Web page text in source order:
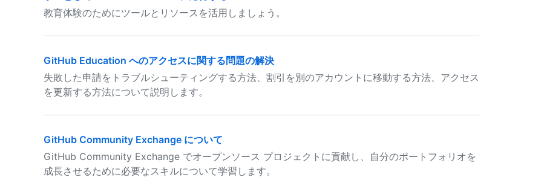
教育体験のためにツールとリソースを活用しましょう。
GitHub Education へのアクセスに関する問題の解決
失敗した申請をトラブルシューティングする方法、割引を別のアカウントに移動する方法、アクセス
を更新する方法について説明します。
GitHub Community Exchange について
GitHub Community Exchange でオープンソース プロジェクトに貢献し、自分のポートフォリオを
成長させるために必要なスキルについて学習します。